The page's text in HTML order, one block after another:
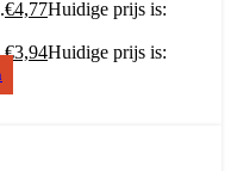
€4,77Huidige prijs is:
€3,94Huidige prijs is: